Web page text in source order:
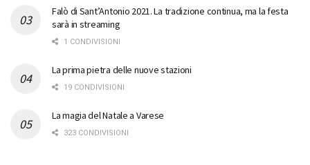
Falò di Sant’Antonio 2021. La tradizione continua, ma la festa
sarà in streaming
1 CONDIVISIONI
La prima pietra delle nuove stazioni
19 CONDIVISIONI
La magia del Natale a Varese
323 CONDIVISIONI